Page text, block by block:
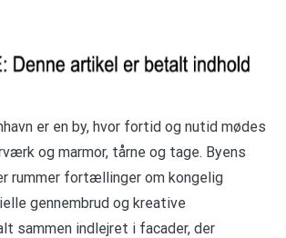
er en by, hvor fortid og nutid mødes
og marmor, tårne og tage. Byens
rummer fortællinger om kongelig
gennembrud og kreative
sammen indlejret i facader, der